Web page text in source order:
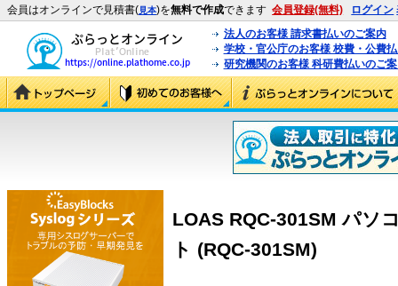
会員はオンラインで見積書(見本)を無料で作成できます 会員登録(無料) ログイン
法人のお客様 請求書払いのご案内
学校・官公庁のお客様 校費・公費
研究機関のお客様 科研費払いのご
LOAS RQC-301SM パソ
ト (RQC-301SM)